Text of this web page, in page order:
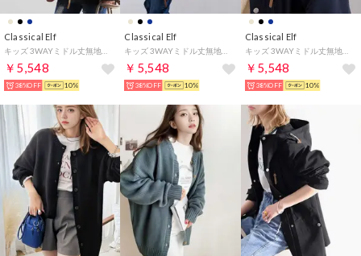
Classical Elf
キッズ 3WAYミドル丈無地ボアマウンテンパーカー(ライナー取外し可)（ブラック）
￥5,548
38%OFF 10%
Classical Elf
キッズ 3WAYミドル丈無地ボアマウンテンパーカー(ライナー取外し可)（ライトベージュ）
￥5,548
38%OFF 10%
Classical Elf
キッズ 3WAYミドル丈無地ボアマウンテンパーカー(ライナー取外し可)（ネイビー）
￥5,548
38%OFF 10%